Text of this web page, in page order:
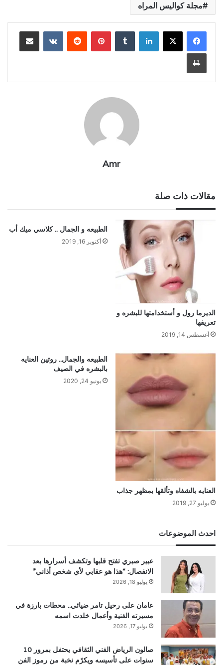
مجلة كواليس المراه
لينكدإن بينتيريست مشاركة عبر البريد
طباعة
Amr
مقالات ذات صلة
الديرما رول و أستخدامتها للبشره و
تعريفها
أغسطس 14, 2019
الطبيعه و الجمال .. كلاسي ميك أب
أكتوبر 16, 2019
العنايه بالشفاه وتألقها بمظهر جذاب
يوليو 27, 2019
الطبيعه والجمال.. روتين العنايه
بالبشره في الصيف
يونيو 24, 2020
احدث الموضوعات
عبير صبري تفتح قلبها وتكشف أسرارها بعد
الانفصال: “هذا هو عقابي لأي شخص أذاني”
يوليو 18, 2026
عامان على رحيل تامر ضيائي.. محطات بارزة في
مسيرته الفنية وأعمال خلدت اسمه
يوليو 17, 2026
صالون الرياض الفني الثقافي يحتفل بمرور 10
سنوات على تأسيسه ويكرّم نخبة من رموز الفن